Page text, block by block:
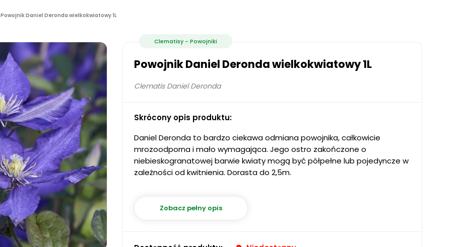
Powojnik Daniel Deronda wielkokwiatowy 1L
Clematisy - Powojniki
Powojnik Daniel Deronda wielkokwiatowy 1L
Clematis Daniel Deronda
Skrócony opis produktu:
Daniel Deronda to bardzo ciekawa odmiana powojnika, całkowicie
mrozoodporna i mało wymagająca. Jego ostro zakończone o
niebieskogranatowej barwie kwiaty mogą być półpełne lub pojedyncze w
zależności od kwitnienia. Dorasta do 2,5m.
Zobacz pełny opis